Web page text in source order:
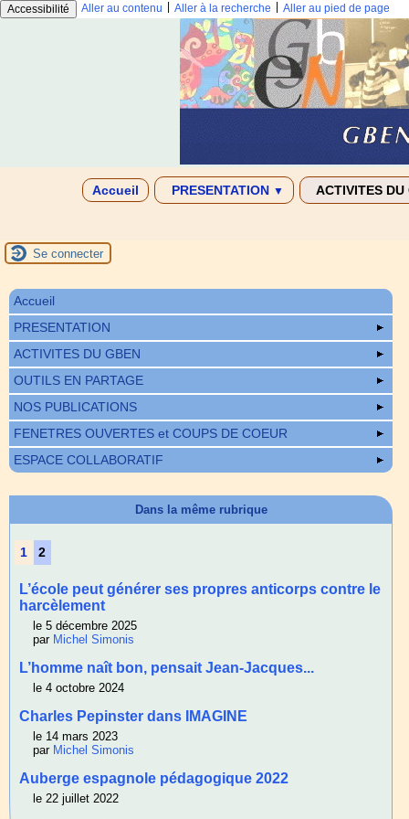
Accessibilité Aller au contenu Aller à la recherche Aller au pied de page
Accueil PRESENTATION ▼ ACTIVITES DU
Se connecter
Accueil
PRESENTATION
ACTIVITES DU GBEN
OUTILS EN PARTAGE
NOS PUBLICATIONS
FENETRES OUVERTES et COUPS DE COEUR
ESPACE COLLABORATIF
Dans la même rubrique
1 2
L’école peut générer ses propres anticorps contre le
harcèlement
le 5 décembre 2025
par Michel Simonis
L’homme naît bon, pensait Jean-Jacques...
le 4 octobre 2024
Charles Pepinster dans IMAGINE
le 14 mars 2023
par Michel Simonis
Auberge espagnole pédagogique 2022
le 22 juillet 2022